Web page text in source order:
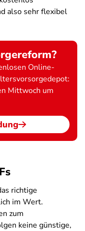
also sehr flexibel
Online-
Mittwoch um
richtige
im Wert.
zum
keine günstige,